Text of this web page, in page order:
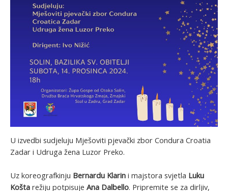
U izvedbi sudjeluju Mješoviti pjevački zbor Condura Croatia
Zadar i Udruga žena Luzor Preko.
Uz koreografkinju Bernardu Klarin i majstora svjetla Luku
Košta režiju potpisuje Ana Dalbello. Pripremite se za dirljiv,